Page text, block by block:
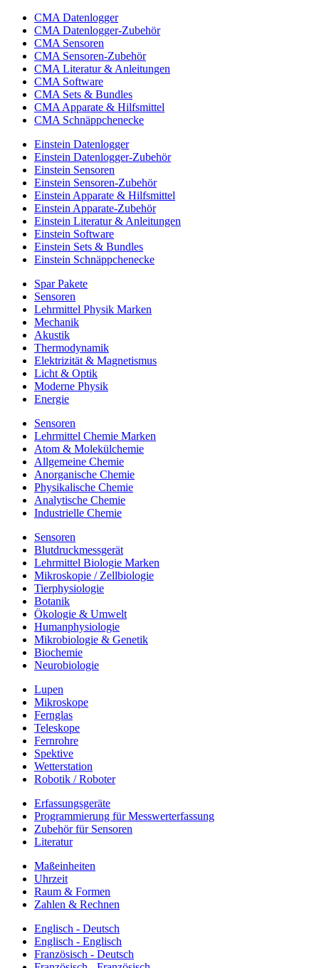
CMA Datenlogger
CMA Datenlogger-Zubehör
CMA Sensoren
CMA Sensoren-Zubehör
CMA Literatur & Anleitungen
CMA Software
CMA Sets & Bundles
CMA Apparate & Hilfsmittel
CMA Schnäppchenecke
Einstein Datenlogger
Einstein Datenlogger-Zubehör
Einstein Sensoren
Einstein Sensoren-Zubehör
Einstein Apparate & Hilfsmittel
Einstein Apparate-Zubehör
Einstein Literatur & Anleitungen
Einstein Software
Einstein Sets & Bundles
Einstein Schnäppchenecke
Spar Pakete
Sensoren
Lehrmittel Physik Marken
Mechanik
Akustik
Thermodynamik
Elektrizität & Magnetismus
Licht & Optik
Moderne Physik
Energie
Sensoren
Lehrmittel Chemie Marken
Atom & Molekülchemie
Allgemeine Chemie
Anorganische Chemie
Physikalische Chemie
Analytische Chemie
Industrielle Chemie
Sensoren
Blutdruckmessgerät
Lehrmittel Biologie Marken
Mikroskopie / Zellbiologie
Tierphysiologie
Botanik
Ökologie & Umwelt
Humanphysiologie
Mikrobiologie & Genetik
Biochemie
Neurobiologie
Lupen
Mikroskope
Fernglas
Teleskope
Fernrohre
Spektive
Wetterstation
Robotik / Roboter
Erfassungsgeräte
Programmierung für Messwerterfassung
Zubehör für Sensoren
Literatur
Maßeinheiten
Uhrzeit
Raum & Formen
Zahlen & Rechnen
Englisch - Deutsch
Englisch - Englisch
Französisch - Deutsch